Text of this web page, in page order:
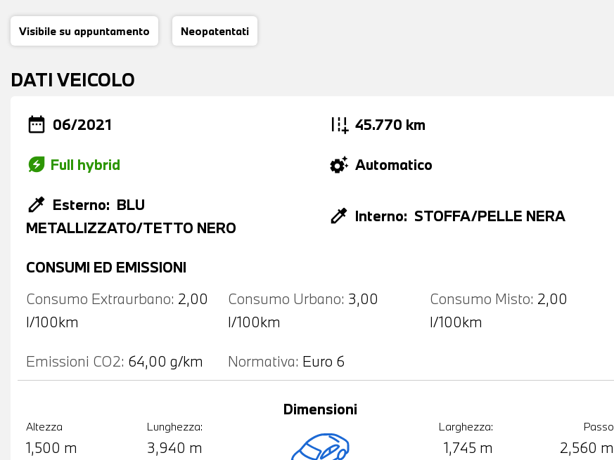
Visibile su appuntamento Neopatentati
DATI VEICOLO
date_range 06/2021 add_road45.770 km
energy_savings_leaf Full hybrid settings_suggestAutomatico
colorize Esterno: BLU
METALLIZZATO/TETTO NERO
colorize Interno: STOFFA/PELLE NERA
CONSUMI ED EMISSIONI
Consumo Extraurbano: 2,00
l/100km
Consumo Urbano: 3,00
l/100km
Consumo Misto: 2,00
l/100km
Emissioni CO2: 64,00 g/km Normativa: Euro 6
Altezza
1,500 m
Lunghezza:
3,940 m
Dimensioni
Larghezza:
1,745 m
Passo
2,560 m